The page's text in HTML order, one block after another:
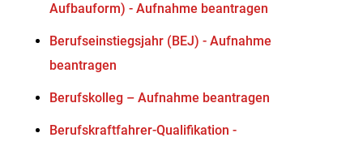
Aufbauform) - Aufnahme beantragen
Berufseinstiegsjahr (BEJ) - Aufnahme
beantragen
Berufskolleg – Aufnahme beantragen
Berufskraftfahrer-Qualifikation -